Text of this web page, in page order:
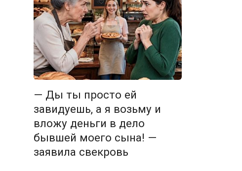
— Ды ты просто ей
завидуешь, а я возьму и
вложу деньги в дело
бывшей моего сына! —
заявила свекровь